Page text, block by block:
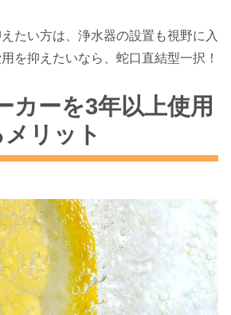
たい方は、浄水器の設置も視野に入
を抑えたいなら、蛇口直結型一択！
カーを3年以上使用
リット